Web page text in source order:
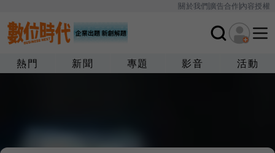
關於我們廣告合作內容授權
熱門 新聞 專題 影音 活動